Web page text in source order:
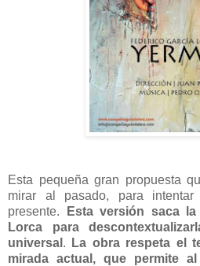
Esta pequeña gran propuesta
mirar al pasado, para intentar
presente.
Esta versión saca
Lorca para
universal .
La obra respeta el
mirada actual, que permite